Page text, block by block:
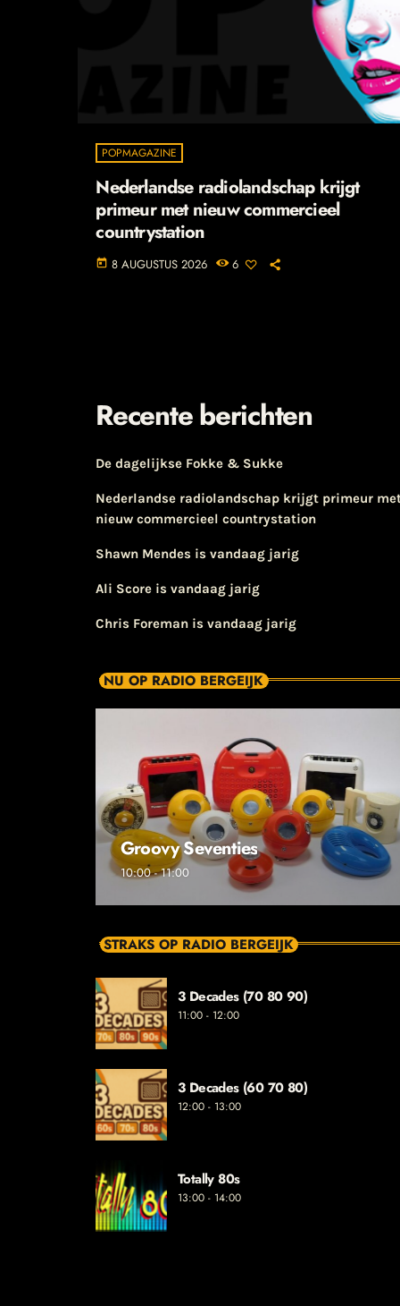
POPMAGAZINE
Nederlandse radiolandschap krijgt
primeur met nieuw commercieel
countrystation
today 8 AUGUSTUS 2026 6
Recente berichten
De dagelijkse Fokke & Sukke
Nederlandse radiolandschap krijgt primeur
nieuw commercieel countrystation
Shawn Mendes is vandaag jarig
Ali Score is vandaag jarig
Chris Foreman is vandaag jarig
NU OP RADIO BERGEIJK
Groovy Seventies
10:00 - 11:00
STRAKS OP RADIO BERGEIJK
3 Decades (70 80 90)
11:00 - 12:00
3 Decades (60 70 80)
12:00 - 13:00
Totally 80s
13:00 - 14:00